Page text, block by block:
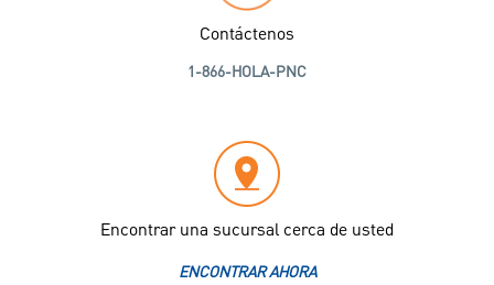
Contáctenos
1-866-HOLA-PNC
Encontrar una sucursal cerca de usted
ENCONTRAR AHORA